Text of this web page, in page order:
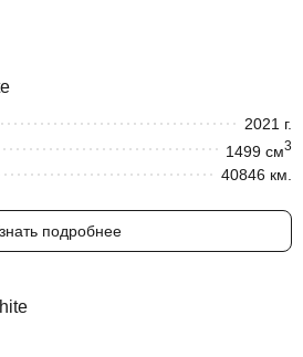
2021 г.
1499 cм3
40846 км.
подробнее